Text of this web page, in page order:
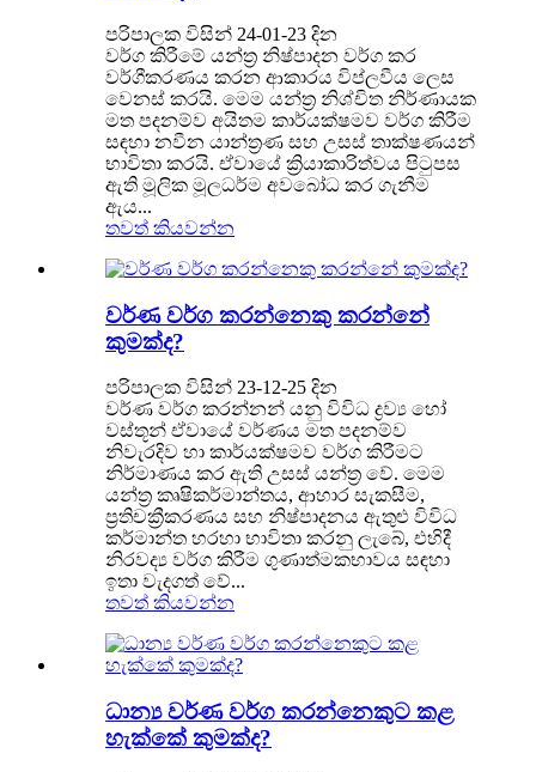
පරිපාලක විසින් 24-01-23 දින
වර්ග කිරීමේ යන්ත්‍ර නිෂ්පාදන වර්ග කර
වර්ගීකරණය කරන ආකාරය විප්ලවීය ලෙස
වෙනස් කරයි. මෙම යන්ත්‍ර නිශ්චිත නිර්ණායක
මත පදනම්ව අයිතම කාර්යක්ෂමව වර්ග කිරීම
සඳහා නවීන යාන්ත්‍රණ සහ උසස් තාක්ෂණයන්
භාවිතා කරයි. ඒවායේ ක්‍රියාකාරිත්වය පිටුපස
ඇති මූලික මූලධර්ම අවබෝධ කර ගැනීම
ඇය...
තවත් කියවන්න
වර්ණ වර්ග කරන්නෙකු කරන්නේ
කුමක්ද?
පරිපාලක විසින් 23-12-25 දින
වර්ණ වර්ග කරන්නන් යනු විවිධ ද්‍රව්‍ය හෝ
වස්තූන් ඒවායේ වර්ණය මත පදනම්ව
නිවැරදිව හා කාර්යක්ෂමව වර්ග කිරීමට
නිර්මාණය කර ඇති උසස් යන්ත්‍ර වේ. මෙම
යන්ත්‍ර කෘෂිකර්මාන්තය, ආහාර සැකසීම,
ප්‍රතිචක්‍රීකරණය සහ නිෂ්පාදනය ඇතුළු විවිධ
කර්මාන්ත හරහා භාවිතා කරනු ලැබේ, එහිදී
නිරවද්‍ය වර්ග කිරීම ගුණාත්මකභාවය සඳහා
ඉතා වැදගත් වේ...
තවත් කියවන්න
ධාන්‍ය වර්ණ වර්ග කරන්නෙකුට කළ
හැක්කේ කුමක්ද?